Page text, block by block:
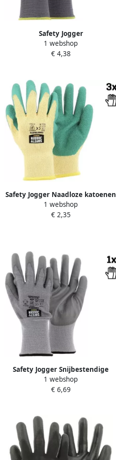
Safety Jogger
Veiligheidshandschoenen met
maximale beweeglijkheid | 3
1 webshop
€ 4,38
Safety Jogger Naadloze katoenen
veiligheidshandschoenen | 3
Stuks | Geel | SW0202010
1 webshop
€ 2,35
Safety Jogger Snijbestendige
HPPE | Met polyurethaan coating
| SW0125010
1 webshop
€ 6,69